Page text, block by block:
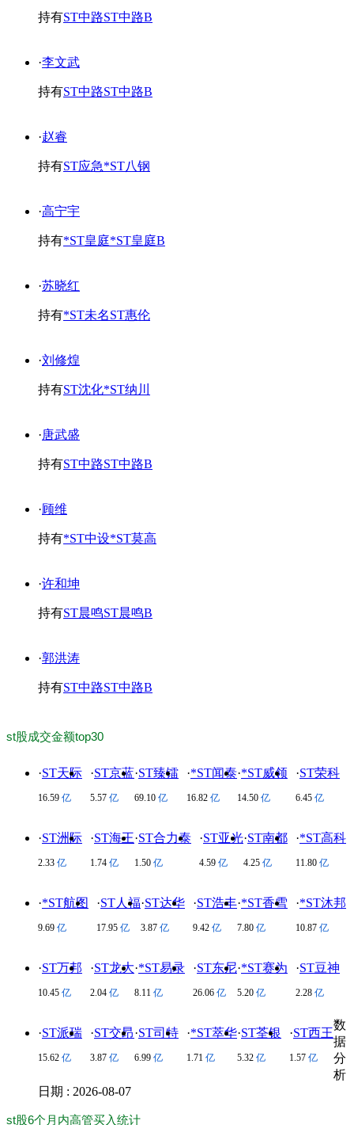
持有ST中路ST中路B
·李文武
持有ST中路ST中路B
·赵睿
持有ST应急*ST八钢
·高宁宇
持有*ST皇庭*ST皇庭B
·苏晓红
持有*ST未名ST惠伦
·刘修煌
持有ST沈化*ST纳川
·唐武盛
持有ST中路ST中路B
·顾维
持有*ST中设*ST莫高
·许和坤
持有ST晨鸣ST晨鸣B
·郭洪涛
持有ST中路ST中路B
st股成交金额top30
·ST天际
16.59 亿
·ST京蓝
5.57 亿
·ST臻镭
69.10 亿
·*ST闻泰
16.82 亿
·*ST威领
14.50 亿
·ST荣科
6.45 亿
·ST洲际
2.33 亿
·ST海王
1.74 亿
·ST合力泰
1.50 亿
·ST亚光
4.59 亿
·ST南都
4.25 亿
·*ST高科
11.80 亿
·*ST航图
9.69 亿
·ST人福
17.95 亿
·ST达华
3.87 亿
·ST浩丰
9.42 亿
·*ST香雪
7.80 亿
·*ST沐邦
10.87 亿
·ST万邦
10.45 亿
·ST龙大
2.04 亿
·*ST易录
8.11 亿
·ST东尼
26.06 亿
·*ST赛为
5.20 亿
·ST豆神
2.28 亿
·ST派瑞
15.62 亿
·ST交昂
3.87 亿
·ST司特
6.99 亿
·*ST萃华
1.71 亿
·ST荃银
5.32 亿
·ST西王
1.57 亿
数
据
分
析
日期 : 2026-08-07
st股6个月内高管买入统计